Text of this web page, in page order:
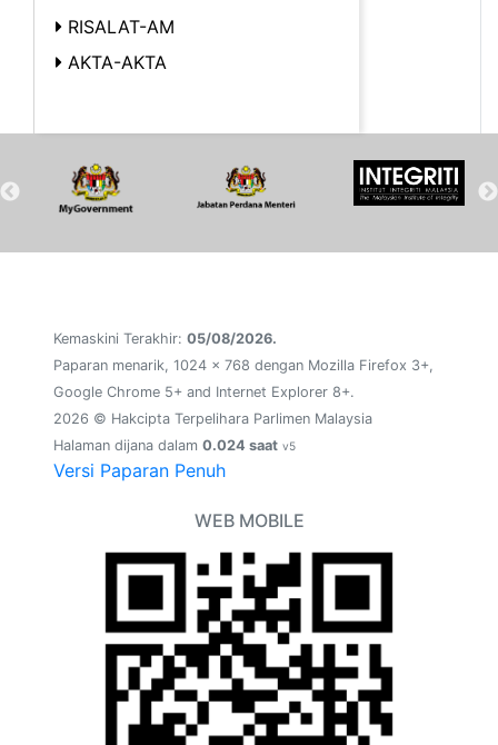
RISALAT-AM
AKTA-AKTA
Kemaskini Terakhir: 05/08/2026.
Paparan menarik, 1024 x 768 dengan Mozilla Firefox 3+,
Google Chrome 5+ and Internet Explorer 8+.
2026 © Hakcipta Terpelihara Parlimen Malaysia
Halaman dijana dalam 0.024 saat v5
Versi Paparan Penuh
WEB MOBILE